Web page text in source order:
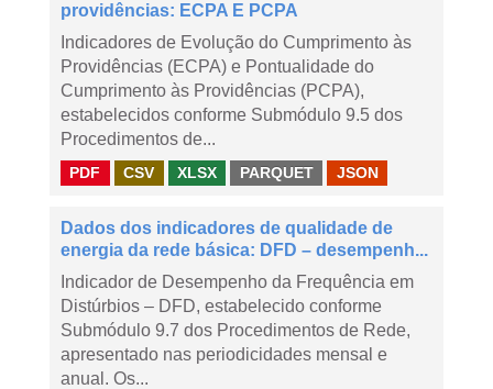
providências: ECPA E PCPA
Indicadores de Evolução do Cumprimento às
Providências (ECPA) e Pontualidade do
Cumprimento às Providências (PCPA),
estabelecidos conforme Submódulo 9.5 dos
Procedimentos de...
PDF CSV XLSX PARQUET JSON
Dados dos indicadores de qualidade de
energia da rede básica: DFD – desempenh...
Indicador de Desempenho da Frequência em
Distúrbios – DFD, estabelecido conforme
Submódulo 9.7 dos Procedimentos de Rede,
apresentado nas periodicidades mensal e
anual. Os...